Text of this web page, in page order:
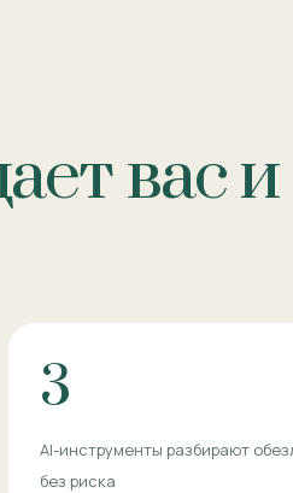
вас и
3
AI-инструменты разбирают
без риска